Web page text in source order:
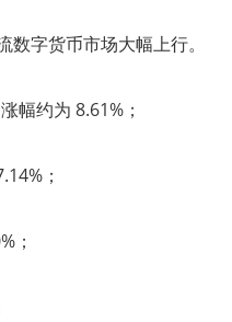
字货币市场大幅上行。
幅约为 8.61%；
；
；